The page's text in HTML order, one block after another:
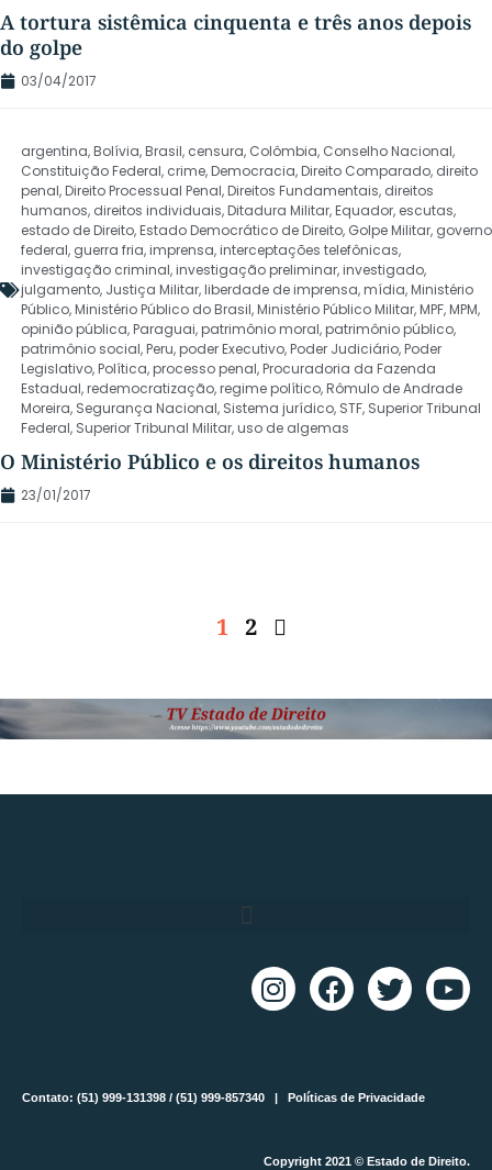
A tortura sistêmica cinquenta e três anos depois
do golpe
03/04/2017
argentina,Bolívia,Brasil, censura, Colômbia, Conselho Nacional,
Constituição Federal, crime,Democracia,Direito Comparado, direito
penal,Direito Processual Penal,Direitos Fundamentais, direitos
humanos, direitos individuais,Ditadura Militar,Equador, escutas,
estado de Direito,Estado Democrático de Direito, Golpe Militar, governo
federal, guerra fria,imprensa,interceptações telefônicas,
investigação criminal,investigação preliminar,investigado,
julgamento, Justiça Militar,liberdade de imprensa,mídia,Ministério
Público,Ministério Público do Brasil,Ministério Público Militar,MPF,MPM,
opinião pública,Paraguai,patrimônio moral,patrimônio público,
patrimônio social,Peru,poder Executivo,Poder Judiciário,Poder
Legislativo,Política,processo penal,Procuradoria da Fazenda
Estadual,redemocratização,regime político,Rômulo de Andrade
Moreira, Segurança Nacional, Sistema jurídico, STF, Superior Tribunal
Federal, Superior Tribunal Militar,uso de algemas
O Ministério Público e os direitos humanos
23/01/2017
1 2
Contato: (51) 999-131398 / (51) 999-857340 | Políticas de Privacidade
Copyright 2021 © Estado de Direito.